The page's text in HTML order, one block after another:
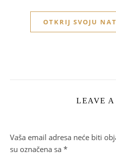
OTKRIJ SVOJU
LEAVE A
Vaša email adresa neće biti
su označena sa *